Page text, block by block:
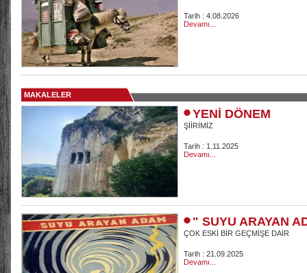
Tarih : 4.08.2026
Devamı...
MAKALELER
YENİ DÖNEM
ŞİİRİMİZ
Tarih : 1.11.2025
Devamı...
" SUYU ARAYAN
ÇOK ESKİ BİR GEÇMİŞE DAİR
Tarih : 21.09.2025
Devamı...